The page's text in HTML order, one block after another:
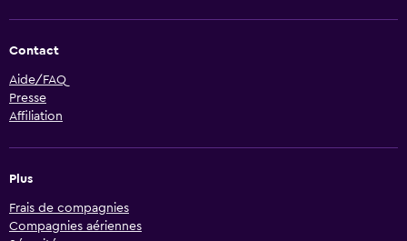
Contact
Aide/FAQ
Presse
Affiliation
Plus
Frais de compagnies
Compagnies aériennes